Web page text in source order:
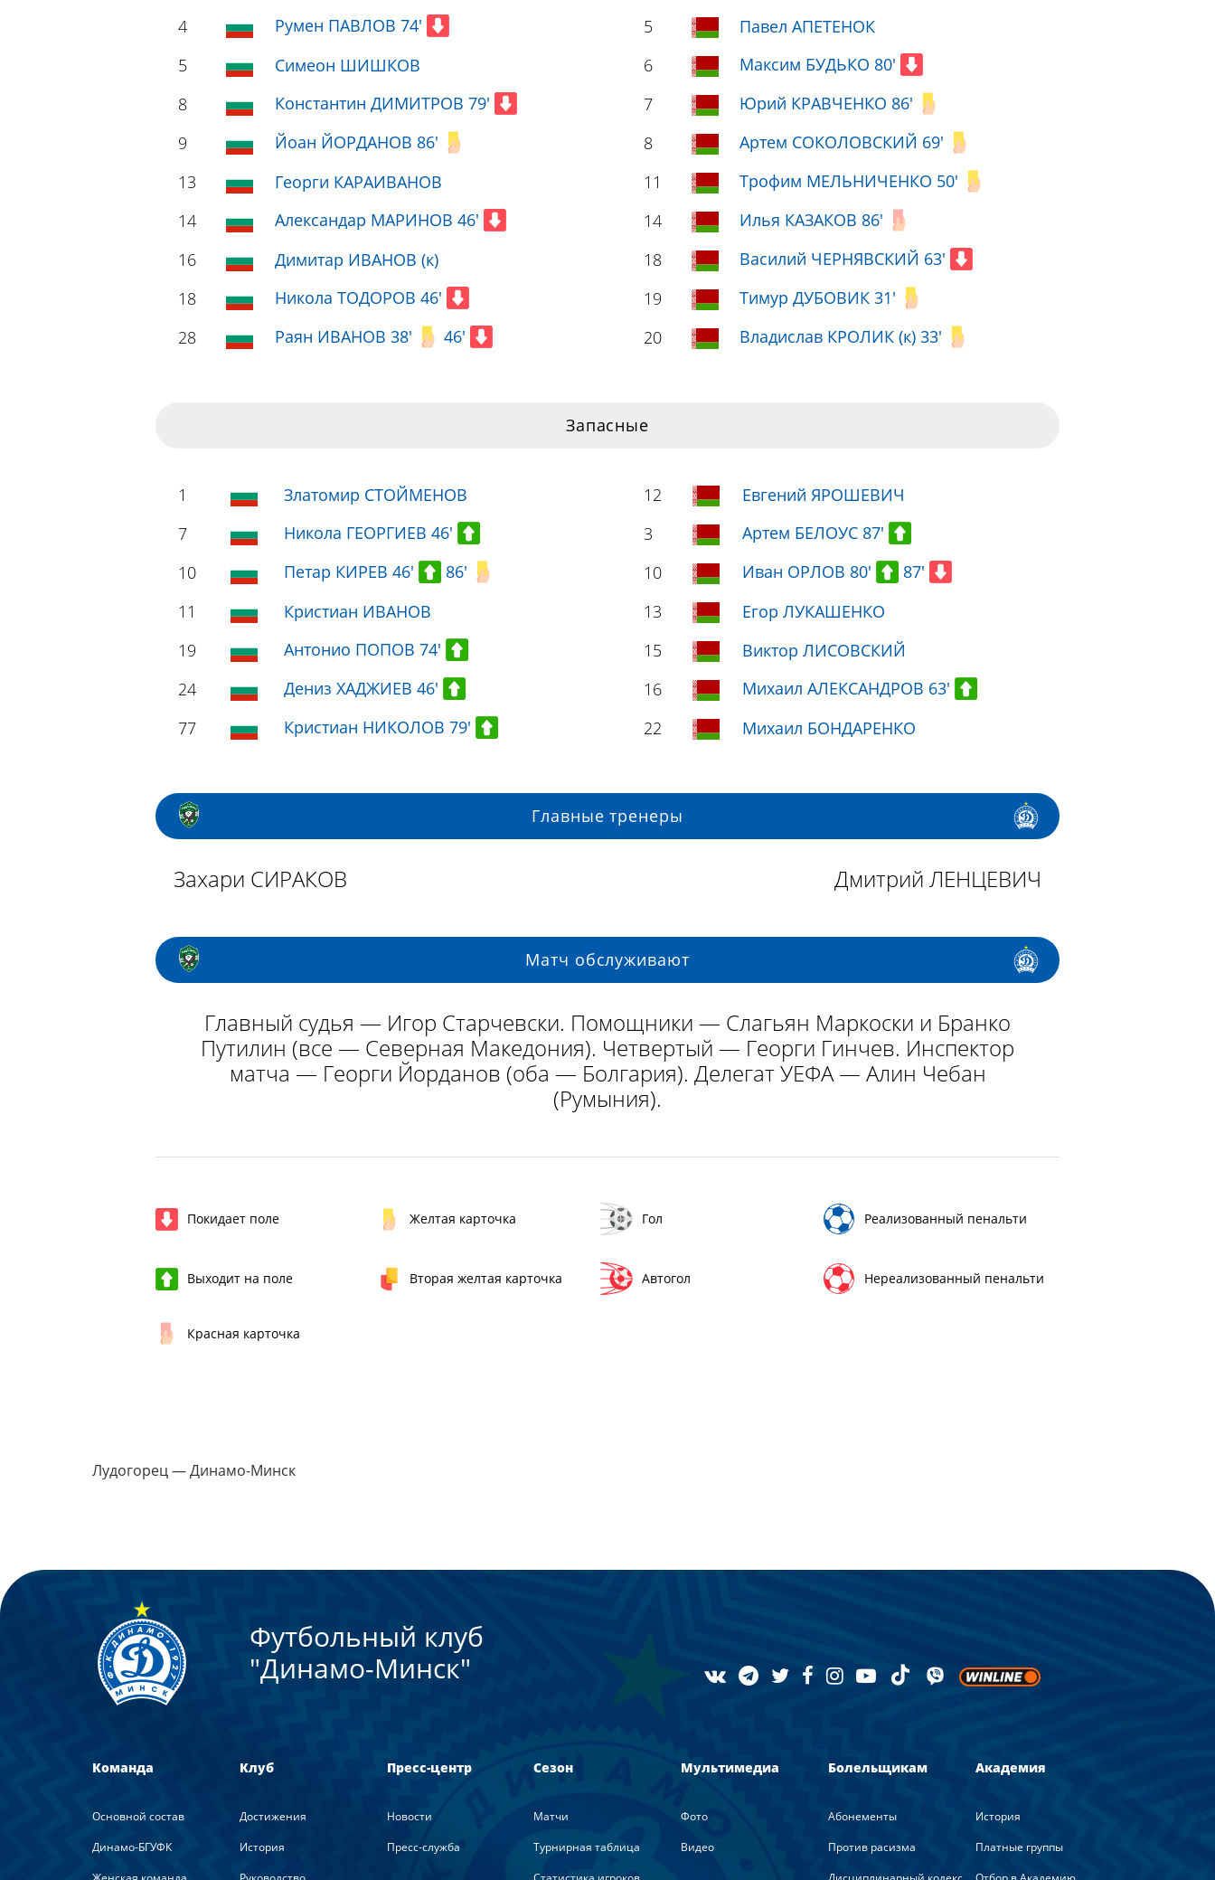
4
Румен ПАВЛОВ 74'
5
Симеон ШИШКОВ
8
Константин ДИМИТРОВ 79'
9
Йоан ЙОРДАНОВ 86'
13
Георги КАРАИВАНОВ
14
Александар МАРИНОВ 46'
16
Димитар ИВАНОВ (к)
18
Никола ТОДОРОВ 46'
28
Раян ИВАНОВ 38' 46'
5
Павел АПЕТЕНОК
6
Максим БУДЬКО 80'
7
Юрий КРАВЧЕНКО 86'
8
Артем СОКОЛОВСКИЙ 69'
11
Трофим МЕЛЬНИЧЕНКО 50'
14
Илья КАЗАКОВ 86'
18
Василий ЧЕРНЯВСКИЙ 63'
19
Тимур ДУБОВИК 31'
20
Владислав КРОЛИК (к) 33'
Запасные
1
Златомир СТОЙМЕНОВ
7
Никола ГЕОРГИЕВ 46'
10
Петар КИРЕВ 46'
86'
11
Кристиан ИВАНОВ
19
Антонио ПОПОВ 74'
24
Дениз ХАДЖИЕВ 46'
77
Кристиан НИКОЛОВ 79'
12
Евгений ЯРОШЕВИЧ
3
Артем БЕЛОУС 87'
10
Иван ОРЛОВ 80'
87'
13
Егор ЛУКАШЕНКО
15
Виктор ЛИСОВСКИЙ
16
Михаил АЛЕКСАНДРОВ 63'
22
Михаил БОНДАРЕНКО
Главные тренеры
Захари СИРАКОВ Дмитрий ЛЕНЦЕВИЧ
Матч обслуживают
Главный судья — Игор Старчевски. Помощники — Слагьян Маркоски и Бранко
Путилин (все — Северная Македония). Четвертый — Георги Гинчев. Инспектор
матча — Георги Йорданов (оба — Болгария). Делегат УЕФА — Алин Чебан
(Румыния).
Покидает поле Желтая карточка Гол Реализованный пенальти
Выходит на поле Вторая желтая карточка Автогол Нереализованный пенальти
Красная карточка
Лудогорец — Динамо-Минск
Футбольный клуб
"Динамо-Минск"
Команда
Основной состав
Динамо-БГУФК
Клуб
Достижения
История
Пресс-центр
Новости
Пресс-служба
Сезон
Матчи
Турнирная таблица
Мультимедиа
Фото
Видео
Болельщикам
Абонементы
Против расизма
Академия
История
Платные группы